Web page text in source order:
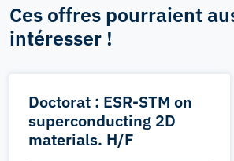
Ces offres pourraient
intéresser !
Doctorat : ESR-STM on
superconducting 2D
materials. H/F